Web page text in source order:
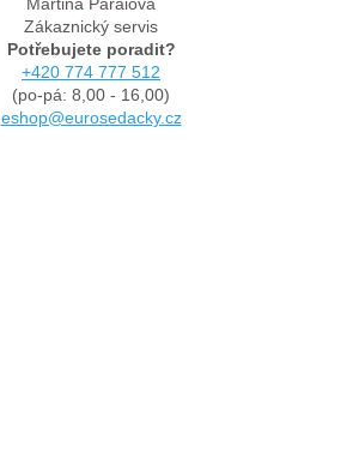
Zákaznický servis
Potřebujete poradit?
+420 774 777 512
(po-pá: 8,00 - 16,00)
eshop@eurosedacky.cz